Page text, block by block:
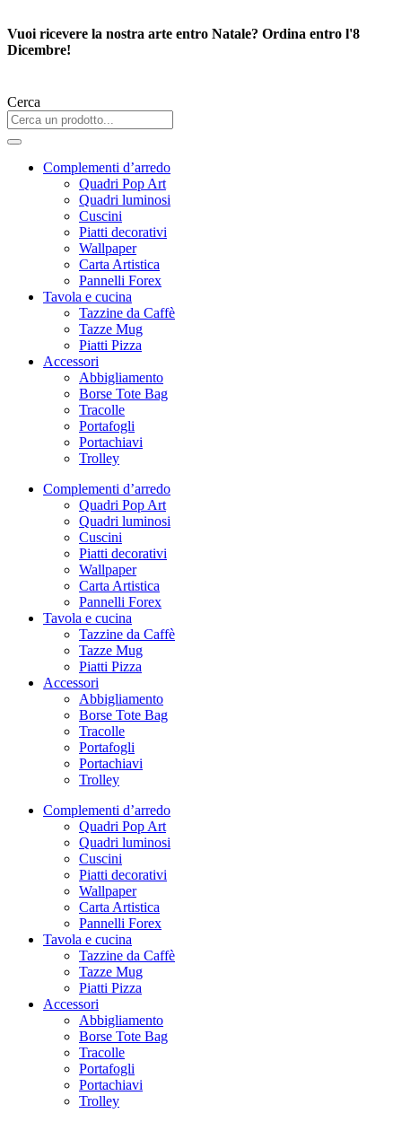
al
contenuto
Vuoi ricevere la nostra arte entro Natale? Ordina entro l'8
Dicembre!
Cerca
Complementi d’arredo
Quadri Pop Art
Quadri luminosi
Cuscini
Piatti decorativi
Wallpaper
Carta Artistica
Pannelli Forex
Tavola e cucina
Tazzine da Caffè
Tazze Mug
Piatti Pizza
Accessori
Abbigliamento
Borse Tote Bag
Tracolle
Portafogli
Portachiavi
Trolley
Complementi d’arredo
Quadri Pop Art
Quadri luminosi
Cuscini
Piatti decorativi
Wallpaper
Carta Artistica
Pannelli Forex
Tavola e cucina
Tazzine da Caffè
Tazze Mug
Piatti Pizza
Accessori
Abbigliamento
Borse Tote Bag
Tracolle
Portafogli
Portachiavi
Trolley
Complementi d’arredo
Quadri Pop Art
Quadri luminosi
Cuscini
Piatti decorativi
Wallpaper
Carta Artistica
Pannelli Forex
Tavola e cucina
Tazzine da Caffè
Tazze Mug
Piatti Pizza
Accessori
Abbigliamento
Borse Tote Bag
Tracolle
Portafogli
Portachiavi
Trolley